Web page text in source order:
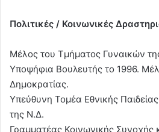
Πολιτικές / Κοινωνικές
Μέλος του Τμήματος Γυναικών
Υποψήφια Βουλευτής το 1996.
Δημοκρατίας.
Υπεύθυνη Τομέα Εθνικής
της Ν.Δ.
Γραμματέας Κοινωνικής Συνοχής